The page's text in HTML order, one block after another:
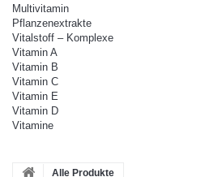
Multivitamin
Pflanzenextrakte
Vitalstoff – Komplexe
Vitamin A
Vitamin B
Vitamin C
Vitamin E
Vitamin D
Vitamine
Alle Produkte